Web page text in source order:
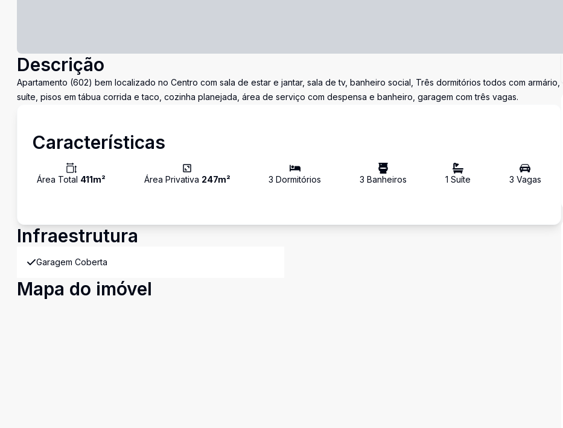
Descrição
Apartamento (602) bem localizado no Centro com sala de estar e jantar, sala de tv, banheiro social, Três dormitórios todos com armário,
suíte, pisos em tábua corrida e taco, cozinha planejada, área de serviço com despensa e banheiro, garagem com três vagas.
Características
Área Total 411m² Área Privativa 247m² 3 Dormitórios 3 Banheiros 1 Suíte 3 Vagas
Infraestrutura
Garagem Coberta
Mapa do imóvel